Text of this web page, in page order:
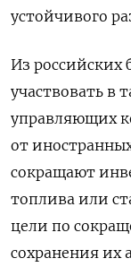
устойчивого
Из российских
участвовать в
управляющих
от
сокращают
топлива или
цели по
сохранения их